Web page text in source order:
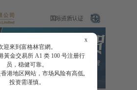
x
迎來到富格林官網。
黃金交易所 A1 类 100 号注册行
员，稳健可靠。
港地区网站，市场风险有高低,
投资需谨慎。